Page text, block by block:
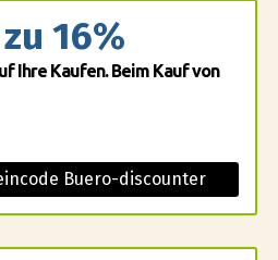
16%
Ihre Kaufen. Beim Kauf von
Buero-discounter